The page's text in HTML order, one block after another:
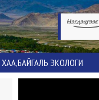
ХАА,БАЙГАЛЬ ЭКОЛОГИ